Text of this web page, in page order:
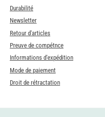
Durabilité
Newsletter
Retour d'articles
Preuve de compétnce
Informations d'expédition
Mode de paiement
Droit de rétractation